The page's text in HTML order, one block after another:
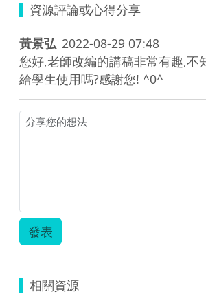
資源評論或心得分享
黃景弘 2022-08-29 07:48
您好,老師改編的講稿非常有趣,不
給學生使用嗎?感謝您! ^0^
發表
相關資源